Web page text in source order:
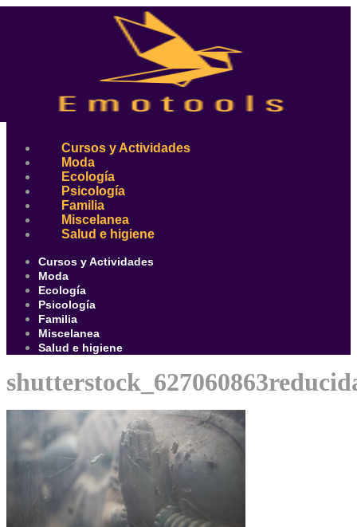
Cursos y Actividades
Moda
Ecología
Psicología
Familia
Miscelanea
Salud e higiene
Cursos y Actividades
Moda
Ecología
Psicología
Familia
Miscelanea
Salud e higiene